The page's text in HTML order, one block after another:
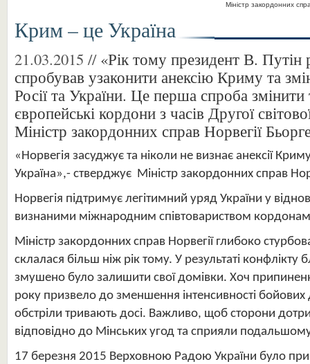
Міністр закордонних
Крим – це Україна
21.03.2015 // «Рік тому президент В. Путін
спробував узаконити анексію Криму та
Росії та України. Це перша спроба
європейські кордони з часів Другої
Міністр закордонних справ Норвегії
«Норвегія засуджує та ніколи не визнає анексії
Україна»,- стверджує Міністр закордонних справ
Норвегія підтримує легітимний уряд України у
визнаними міжнародним співтовариством кордонами
Міністр закордонних справ Норвегії глибоко
склалася більш ніж рік тому. У результаті
змушено було залишити свої домівки. Хоч
року призвело до зменшення інтенсивності бойових
обстріли тривають досі. Важливо, щоб сторони
відповідно до Мінських угод та сприяли
17 березня 2015 Верховною Радою України було